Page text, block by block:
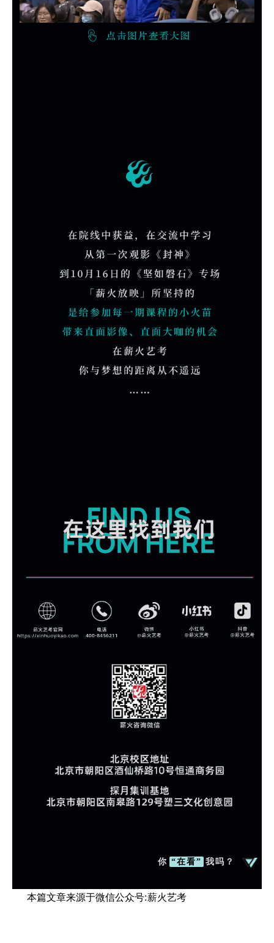
你 “在看” 我吗？
本篇文章来源于微信公众号:薪火艺考